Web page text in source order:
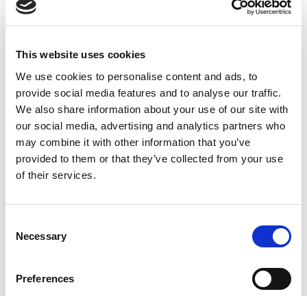
This website uses cookies
We use cookies to personalise content and ads, to
provide social media features and to analyse our traffic.
We also share information about your use of our site with
our social media, advertising and analytics partners who
may combine it with other information that you’ve
provided to them or that they’ve collected from your use
of their services.
Selection
Necessary
Preferences
DESIGN
Σχεδιάζουμε πράσινες λύσεις. Σεβόμαστε